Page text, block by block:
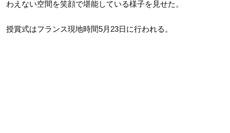
わえない空間を笑顔で堪能している様子を見せた。
授賞式はフランス現地時間5月23日に行われる。